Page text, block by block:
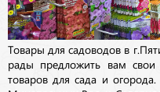
Товары для садоводов в
рады предложить вам свои
товаров для сада и